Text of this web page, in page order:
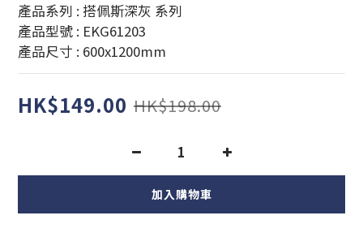
產品系列 : 搭佩斯深灰 系列
產品型號 : EKG61203
產品尺寸 : 600x1200mm
HK$149.00 HK$198.00
加入購物車